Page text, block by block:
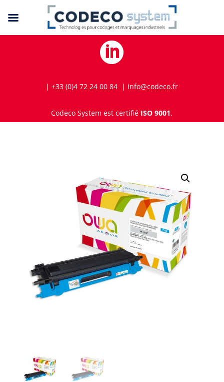

| +33 (0)4 72 24 00 84 | info@codeco.fr
Codeco System est certifié ISO 9001.